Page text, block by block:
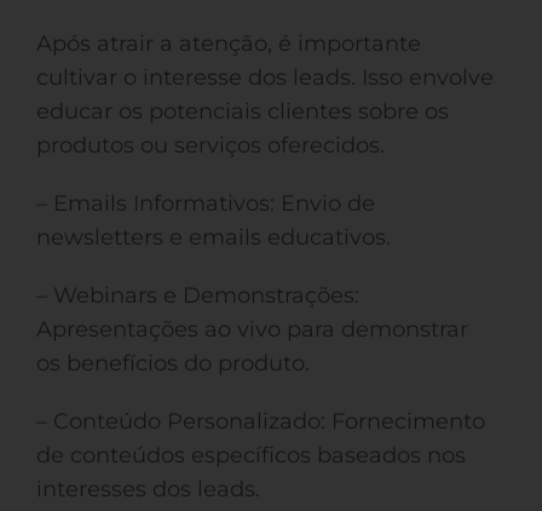
Após atrair a atenção, é importante
cultivar o interesse dos leads. Isso envolve
educar os potenciais clientes sobre os
produtos ou serviços oferecidos.
– Emails Informativos: Envio de
newsletters e emails educativos.
– Webinars e Demonstrações:
Apresentações ao vivo para demonstrar
os benefícios do produto.
– Conteúdo Personalizado: Fornecimento
de conteúdos específicos baseados nos
interesses dos leads.